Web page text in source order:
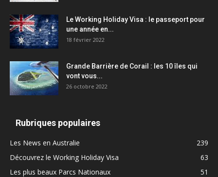
Le Working Holiday Visa : le passeport pour
une année en...
18 février 2022
Grande Barrière de Corail : les 10 îles qui
vont vous...
26 octobre 2022
Rubriques populaires
Les News en Australie
239
Découvrez le Working Holiday Visa
63
Les plus beaux Parcs Nationaux
51